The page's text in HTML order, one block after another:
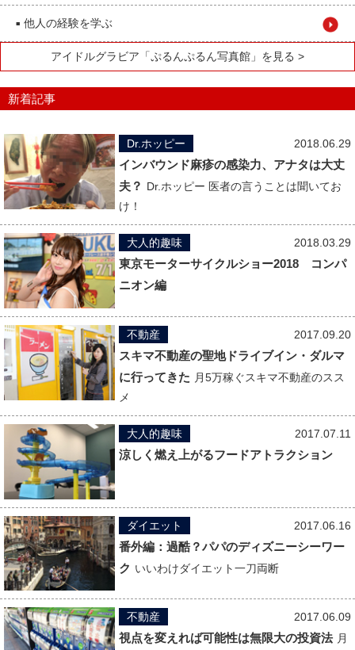
■ 他人の経験を学ぶ
アイドルグラビア「ぷるんぷるん写真館」を見る >
新着記事
2018.06.29
Dr.ホッピー
インバウンド麻疹の感染力、アナタは大丈
夫？ Dr.ホッピー 医者の言うことは聞いてお
け！
2018.03.29
大人的趣味
東京モーターサイクルショー2018 コンパ
ニオン編
2017.09.20
不動産
スキマ不動産の聖地ドライブイン・ダルマ
に行ってきた 月5万稼ぐスキマ不動産のスス
メ
2017.07.11
大人的趣味
涼しく燃え上がるフードアトラクション
2017.06.16
ダイエット
番外編：過酷？パパのディズニーシーワー
ク いいわけダイエット一刀両断
2017.06.09
不動産
視点を変えれば可能性は無限大の投資法 月